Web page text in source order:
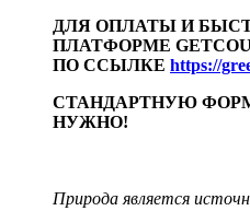
ДЛЯ ОПЛАТЫ И
ПЛАТФОРМЕ
ПО ССЫЛКЕ https://
СТАНДАРТНУЮ
НУЖНО!
Природа является